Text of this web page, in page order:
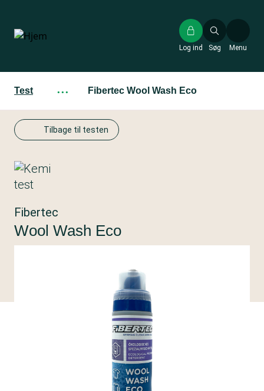
hovedindhold
Søg
Log ind Menu
Test ··· Fibertec Wool Wash Eco
Tilbage til testen
Fibertec
Wool Wash Eco